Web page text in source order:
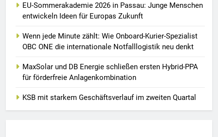
EU-Sommerakademie 2026 in Passau: Junge Menschen
entwickeln Ideen für Europas Zukunft
Wenn jede Minute zählt: Wie Onboard-Kurier-Spezialist
OBC ONE die internationale Notfalllogistik neu denkt
MaxSolar und DB Energie schließen ersten Hybrid-PPA
für förderfreie Anlagenkombination
KSB mit starkem Geschäftsverlauf im zweiten Quartal